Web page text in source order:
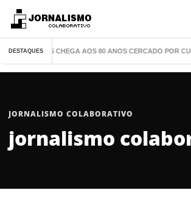
DESTAQUES
MIL LIVROS CHEGA AOS 80 ANOS CERCADO POR
JORNALISMO COLABORATIVO
jornalismo